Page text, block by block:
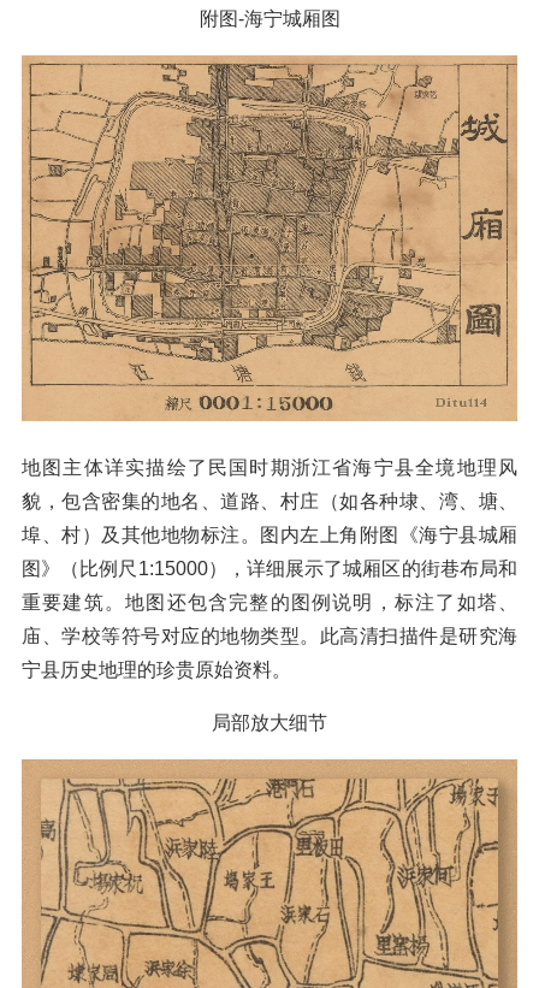
附图-海宁城厢图
地图主体详实描绘了民国时期浙江省海宁县全境地理风
貌，包含密集的地名、道路、村庄（如各种埭、湾、塘、
埠、村）及其他地物标注。图内左上角附图《海宁县城厢
图》（比例尺1:15000），详细展示了城厢区的街巷布局和
重要建筑。地图还包含完整的图例说明，标注了如塔、
庙、学校等符号对应的地物类型。此高清扫描件是研究海
宁县历史地理的珍贵原始资料。
局部放大细节